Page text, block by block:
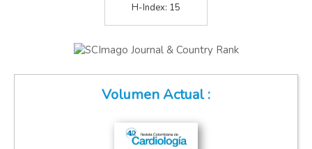
H-Index: 15
Volumen Actual :